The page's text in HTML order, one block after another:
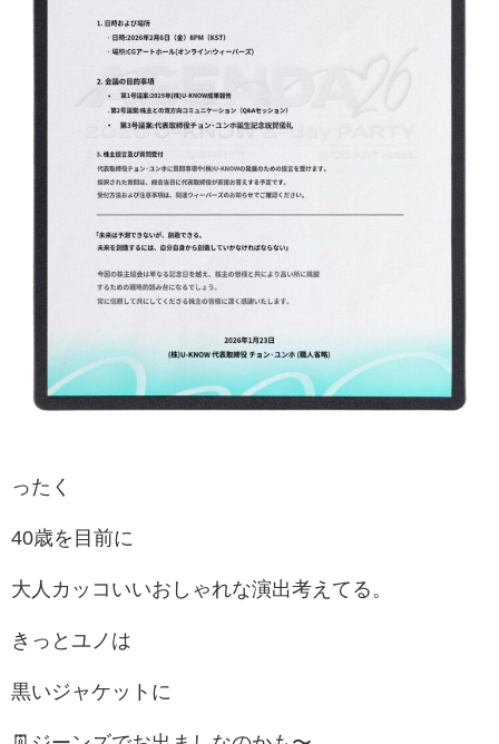
ったく
40歳を目前に
大人カッコいいおしゃれな演出考えてる。
きっとユノは
黒いジャケットに